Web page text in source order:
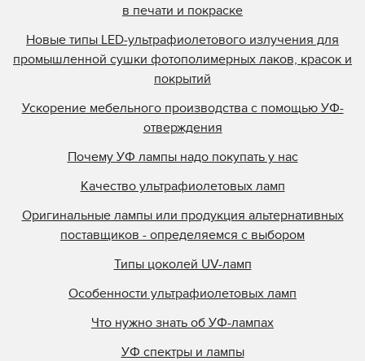
в печати и покраске
Новые типы LED-ультрафиолетового излучения для
промышленной сушки фотополимерных лаков, красок и
покрытий
Ускорение мебельного производства с помощью УФ-
отверждения
Почему УФ лампы надо покупать у нас
Качество ультрафиолетовых ламп
Оригинальные лампы или продукция альтернативных
поставщиков - определяемся с выбором
Типы цоколей UV-ламп
Особенности ультрафиолетовых ламп
Что нужно знать об УФ-лампах
УФ спектры и лампы